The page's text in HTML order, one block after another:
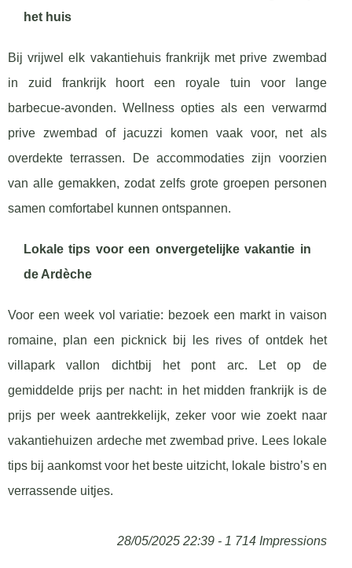
het huis
Bij vrijwel elk vakantiehuis frankrijk met prive zwembad
in zuid frankrijk hoort een royale tuin voor lange
barbecue-avonden. Wellness opties als een verwarmd
prive zwembad of jacuzzi komen vaak voor, net als
overdekte terrassen. De accommodaties zijn voorzien
van alle gemakken, zodat zelfs grote groepen personen
samen comfortabel kunnen ontspannen.
Lokale tips voor een onvergetelijke vakantie in
de Ardèche
Voor een week vol variatie: bezoek een markt in vaison
romaine, plan een picknick bij les rives of ontdek het
villapark vallon dichtbij het pont arc. Let op de
gemiddelde prijs per nacht: in het midden frankrijk is de
prijs per week aantrekkelijk, zeker voor wie zoekt naar
vakantiehuizen ardeche met zwembad prive. Lees lokale
tips bij aankomst voor het beste uitzicht, lokale bistro’s en
verrassende uitjes.
28/05/2025 22:39 - 1 714 Impressions